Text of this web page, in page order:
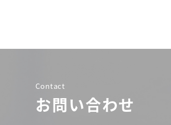
Contact
お問い合わせ